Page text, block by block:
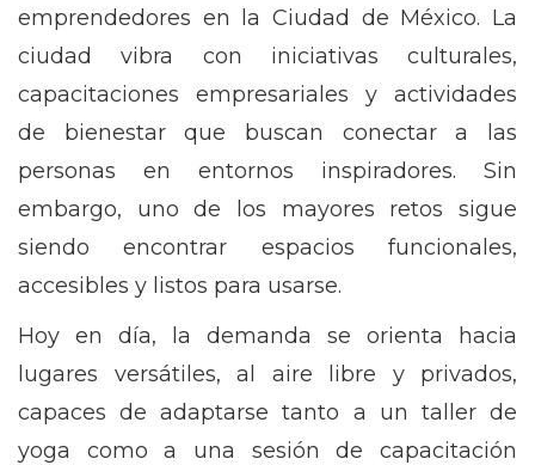
emprendedores en la Ciudad de México. La
ciudad vibra con iniciativas culturales,
capacitaciones empresariales y actividades
de bienestar que buscan conectar a las
personas en entornos inspiradores. Sin
embargo, uno de los mayores retos sigue
siendo encontrar espacios funcionales,
accesibles y listos para usarse.
Hoy en día, la demanda se orienta hacia
lugares versátiles, al aire libre y privados,
capaces de adaptarse tanto a un taller de
yoga como a una sesión de capacitación